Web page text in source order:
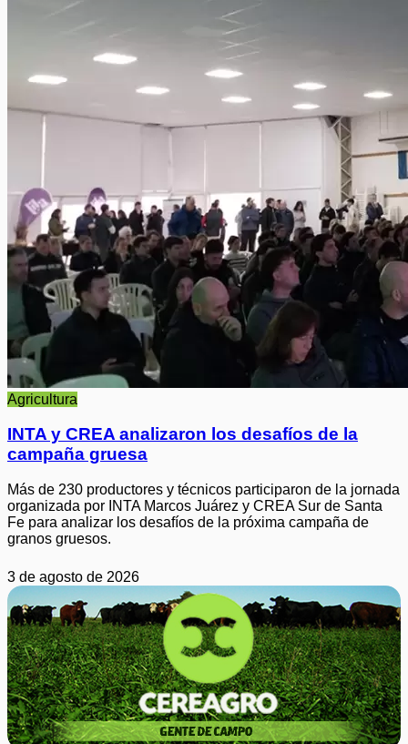
Agricultura
INTA y CREA analizaron los desafíos de la
campaña gruesa
Más de 230 productores y técnicos participaron de la jornada
organizada por INTA Marcos Juárez y CREA Sur de Santa
Fe para analizar los desafíos de la próxima campaña de
granos gruesos.
3 de agosto de 2026